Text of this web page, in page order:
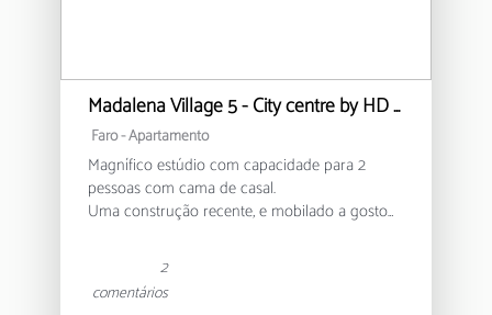
Madalena Village 5 - City centre by HD PROPERTIES
Faro -Apartamento
Magnífico estúdio com capacidade para 2
pessoas com cama de casal.
Uma construção recente, e mobilado a gosto
de leveza e descanso.
Localização no centro da cidade e numa zona
festiva durante a noite, no entanto o isolamento
2
comentários